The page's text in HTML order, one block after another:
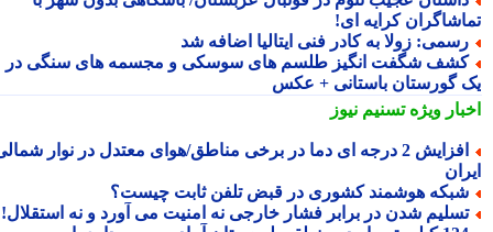
کرایه ای!
زولا به کادر فنی ایتالیا اضافه شد
شگفت انگیز طلسم های سوسکی و مجسمه های سنگی در
گورستان باستانی + عکس
ویژهتسنیم نیوز
افزایش 2 درجه ای دما در برخی مناطق/هوای معتدل در نوار شمالی
هوشمند کشوری در قبض تلفن ثابت چیست؟
شدن در برابر فشار خارجی نه امنیت می آورد و نه استقلال!